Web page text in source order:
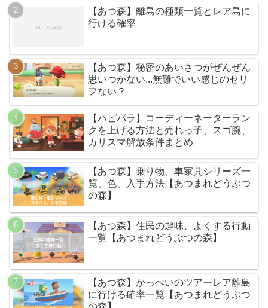
【あつ森】離島の種類一覧とレア島に
行ける確率
【あつ森】秘密のあいさつがぜんぜん
思いつかない...無難でいい感じのセリ
フない？
【ハピパラ】コーディーネーターラン
クを上げる方法と売れっ子、スゴ腕、
カリスマ解放条件まとめ
【あつ森】乗り物、車家具シリーズ一
覧、色、入手方法【あつまれどうぶつ
の森】
【あつ森】住民の趣味、よくする行動
一覧【あつまれどうぶつの森】
【あつ森】かっぺいのツアーレア離島
に行ける確率一覧【あつまれどうぶつ